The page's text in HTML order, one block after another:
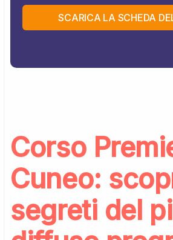
SCARICA LA SCHEDA
Corso
Cuneo:
segreti del